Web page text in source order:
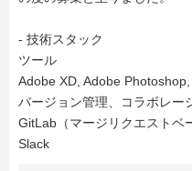
‐ 技術スタック
ツール
Adobe XD, Adobe
バージョン管理、コラボレー
GitLab（マージリクエストベ
Slack